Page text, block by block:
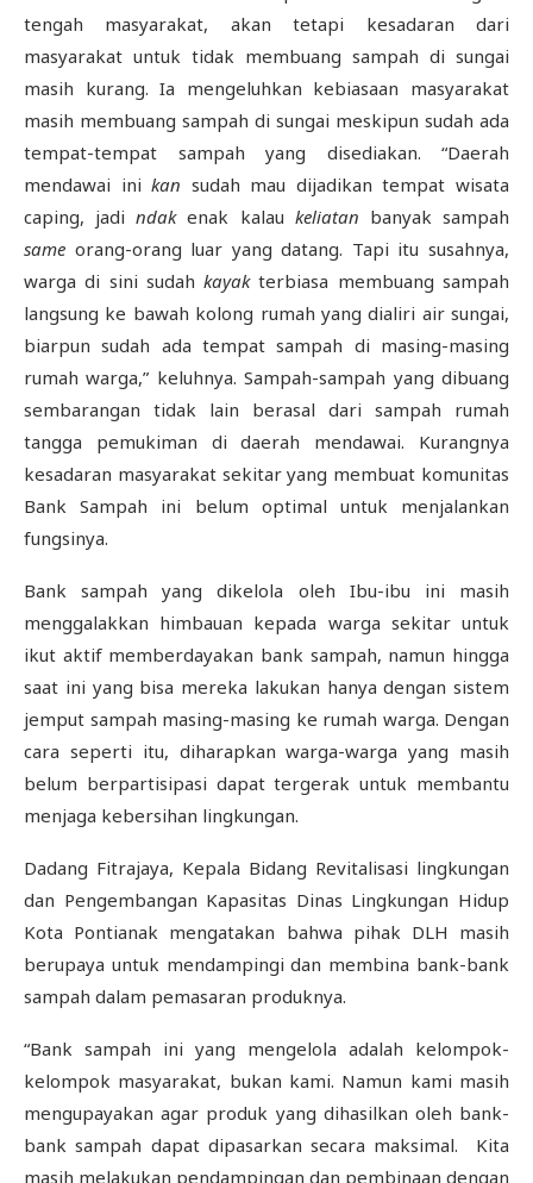
tengah masyarakat, akan tetapi kesadaran dari
masyarakat untuk tidak membuang sampah di sungai
masih kurang. Ia mengeluhkan kebiasaan masyarakat
masih membuang sampah di sungai meskipun sudah ada
tempat-tempat sampah yang disediakan. “Daerah
mendawai inikan sudah mau dijadikan tempat wisata
caping, jadindakenak kalau keliatan banyak sampah
same orang-orang luar yang datang. Tapi itu susahnya,
warga di sini sudahkayakterbiasa membuang sampah
langsung ke bawah kolong rumah yang dialiri air sungai,
biarpun sudah ada tempat sampah di masing-masing
rumah warga,” keluhnya. Sampah-sampah yang dibuang
sembarangan tidak lain berasal dari sampah rumah
tangga pemukiman di daerah mendawai. Kurangnya
kesadaran masyarakat sekitar yang membuat komunitas
Bank Sampah ini belum optimal untuk menjalankan
fungsinya.
Bank sampah yang dikelola oleh Ibu-ibu ini masih
menggalakkan himbauan kepada warga sekitar untuk
ikut aktif memberdayakan bank sampah, namun hingga
saat ini yang bisa mereka lakukan hanya dengan sistem
jemput sampah masing-masing ke rumah warga. Dengan
cara seperti itu, diharapkan warga-warga yang masih
belum berpartisipasi dapat tergerak untuk membantu
menjaga kebersihan lingkungan.
Dadang Fitrajaya, Kepala Bidang Revitalisasi lingkungan
dan Pengembangan Kapasitas Dinas Lingkungan Hidup
Kota Pontianak mengatakan bahwa pihak DLH masih
berupaya untuk mendampingi dan membina bank-bank
sampah dalam pemasaran produknya.
“Bank sampah ini yang mengelola adalah kelompok-
kelompok masyarakat, bukan kami. Namun kami masih
mengupayakan agar produk yang dihasilkan oleh bank-
bank sampah dapat dipasarkan secara maksimal. Kita
masih melakukan pendampingan dan pembinaan dengan